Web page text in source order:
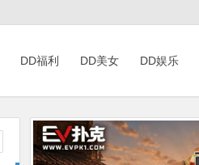
DD福利 DD美女 DD娱乐